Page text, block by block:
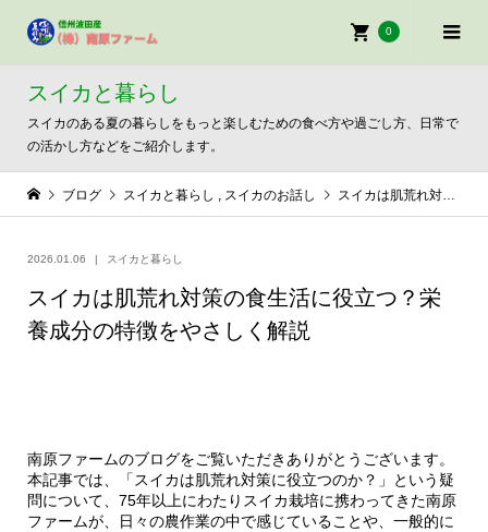
0
スイカと暮らし
スイカのある夏の暮らしをもっと楽しむための食べ方や過ごし方、日常で
の活かし方などをご紹介します。
ブログ スイカと暮らし , スイカのお話し スイカは肌荒れ対策の食生活に役立つ？栄養成分の特徴をやさしく解説
2026.01.06 スイカと暮らし
スイカは肌荒れ対策の食生活に役立つ？栄
養成分の特徴をやさしく解説
南原ファームのブログをご覧いただきありがとうございます。
本記事では、「スイカは肌荒れ対策に役立つのか？」という疑
問について、75年以上にわたりスイカ栽培に携わってきた南原
ファームが、日々の農作業の中で感じていることや、一般的に